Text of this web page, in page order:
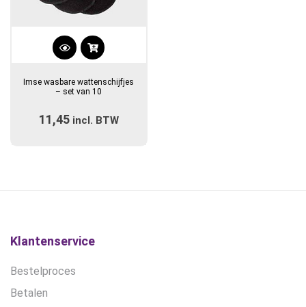
Dit
heeft
variaties.
de
Imse wasbare wattenschijfjes
– set van 10
11,45 incl. BTW
Klantenservice
Bestelproces
Betalen